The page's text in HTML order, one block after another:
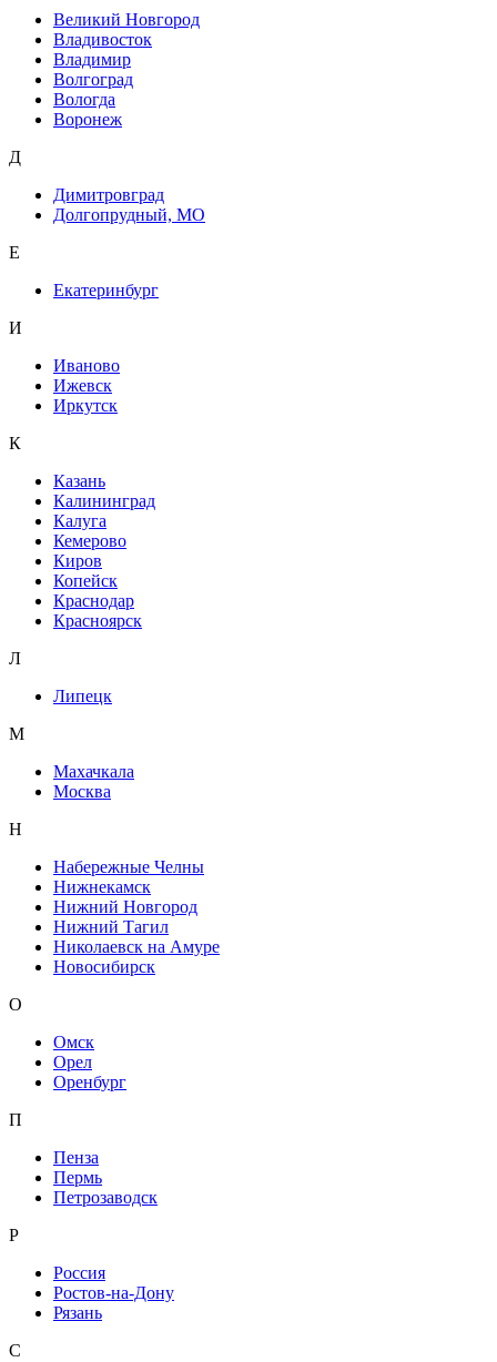
Великий Новгород
Владивосток
Владимир
Волгоград
Вологда
Воронеж
Д
Димитровград
Долгопрудный, МО
Е
Екатеринбург
И
Иваново
Ижевск
Иркутск
К
Казань
Калининград
Калуга
Кемерово
Киров
Копейск
Краснодар
Красноярск
Л
Липецк
М
Махачкала
Москва
Н
Набережные Челны
Нижнекамск
Нижний Новгород
Нижний Тагил
Николаевск на Амуре
Новосибирск
О
Омск
Орел
Оренбург
П
Пенза
Пермь
Петрозаводск
Р
Россия
Ростов-на-Дону
Рязань
С